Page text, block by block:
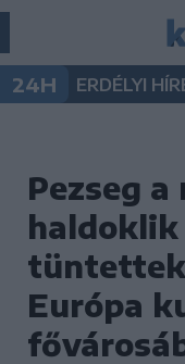
24H ERDÉLYI
Pezseg
haldoklik
tüntettek
Európa